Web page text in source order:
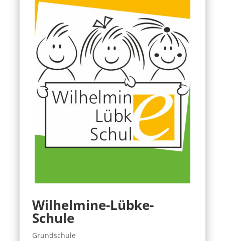
Wilhelmine-Lübke-
Schule
Grundschule